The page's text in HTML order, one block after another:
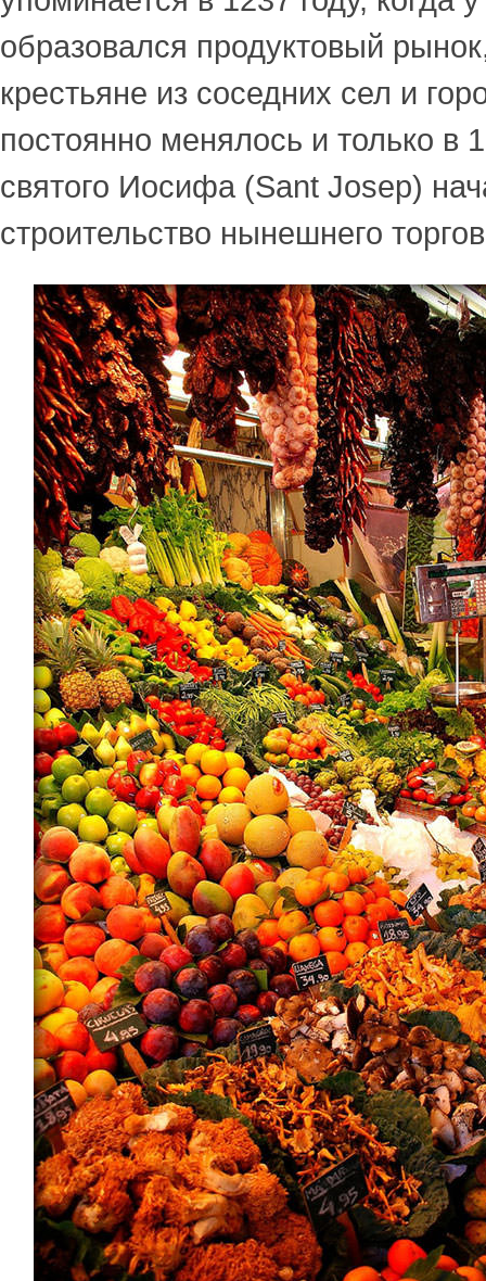
образовался продуктовый
крестьяне из соседних сел и
постоянно менялось и только в
святого Иосифа (Sant Josep)
строительство нынешнего